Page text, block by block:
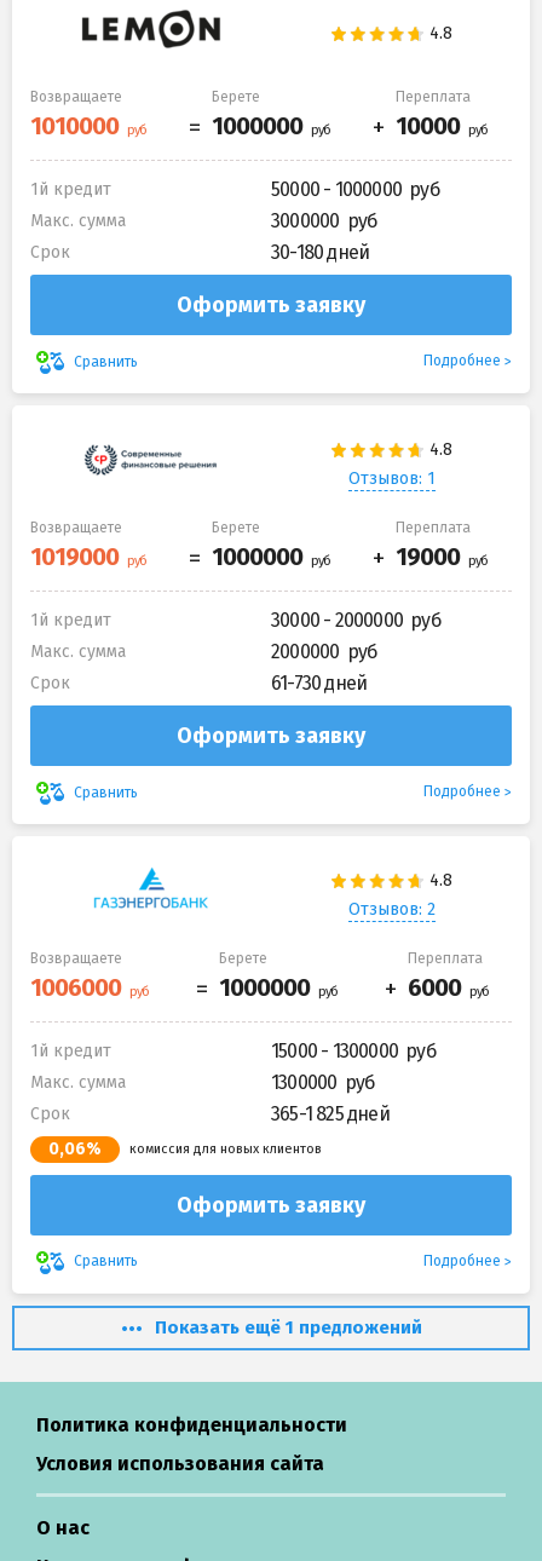
Возвращаете Берете Переплата
1й кредит 50000 - 1000000
Макс. сумма 3000000
Срок 30-180 дней
Оформить заявку
Сравнить Подробнее
Отзывов: 1
Возвращаете Берете Переплата
1й кредит 30000 - 2000000
Макс. сумма 2000000
Срок 61-730 дней
Оформить заявку
Сравнить Подробнее
Отзывов: 2
Возвращаете Берете Переплата
1й кредит 15000 - 1300000
Макс. сумма 1300000
Срок 365-1 825 дней
0,06% комиссия для новых клиентов
Оформить заявку
Сравнить Подробнее
Показать ещё 1 предложений
Политика конфиденциальности
Условия использования сайта
О нас